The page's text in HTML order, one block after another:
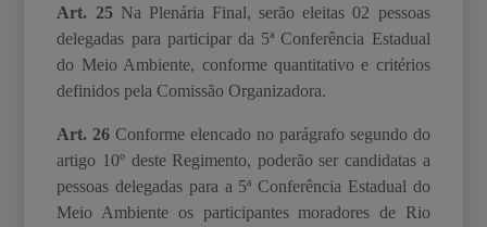
Art. 25 Na Plenária Final, serão eleitas 02 pessoas
delegadas para participar da 5ª Conferência Estadual
do Meio Ambiente, conforme quantitativo e critérios
definidos pela Comissão Organizadora.
Art. 26Conforme elencado no parágrafo segundo do
artigo 10º deste Regimento, poderãoser candidatas a
pessoas delegadas para a 5ª Conferência Estadual do
Meio Ambiente os participantes moradores de Rio